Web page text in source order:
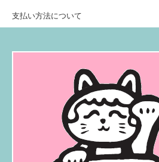
支払い方法について